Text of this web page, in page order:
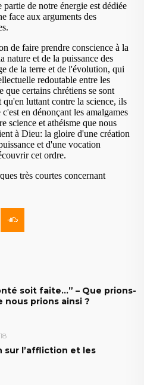
soit faite…” – Que prions-
nous prions ainsi ?
sur l’affliction et les